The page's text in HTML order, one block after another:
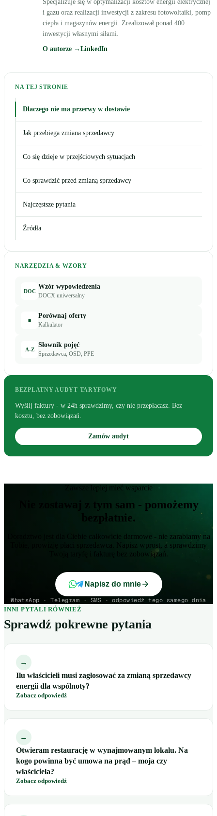
Specjalizuje się w optymalizacji kosztów energii elektrycznej
i gazu oraz realizacji inwestycji z zakresu fotowoltaiki, pomp
ciepła i magazynów energii. Zrealizował ponad 400
inwestycji własnymi siłami.
O autorze → LinkedIn
NA TEJ STRONIE
Dlaczego nie ma przerwy w dostawie
Jak przebiega zmiana sprzedawcy
Co się dzieje w przejściowych sytuacjach
Co sprawdzić przed zmianą sprzedawcy
Najczęstsze pytania
Źródła
NARZĘDZIA & WZORY
DOC
Wzór wypowiedzenia
DOCX uniwersalny
≡
Porównaj oferty
Kalkulator
A-Z
Słownik pojęć
Sprzedawca, OSD, PPE
BEZPŁATNY AUDYT TARYFOWY
Wyślij faktury - w 24h sprawdzimy, czy nie przepłacasz. Bez
kosztu, bez zobowiązań.
Zamów audyt
Zawsze lepiej mieć wsparcie
Nie zostawaj z tym sam - pomożemy
bezpłatnie.
Doradztwo jest dla Ciebie całkowicie darmowe - nie zarabiamy na
Tobie, prowizję płaci sprzedawca. Napisz wprost, a sprawdzimy
Twoją taryfę i fakturę bez zobowiązań.
Napisz do mnie
WhatsApp · Telegram · SMS · odpowiedź tego samego dnia
INNI PYTALI RÓWNIEŻ
Sprawdź pokrewne pytania
→
Ilu właścicieli musi zagłosować za zmianą sprzedawcy
energii dla wspólnoty?
Zobacz odpowiedź
→
Otwieram restaurację w wynajmowanym lokalu. Na
kogo powinna być umowa na prąd – moja czy
właściciela?
Zobacz odpowiedź